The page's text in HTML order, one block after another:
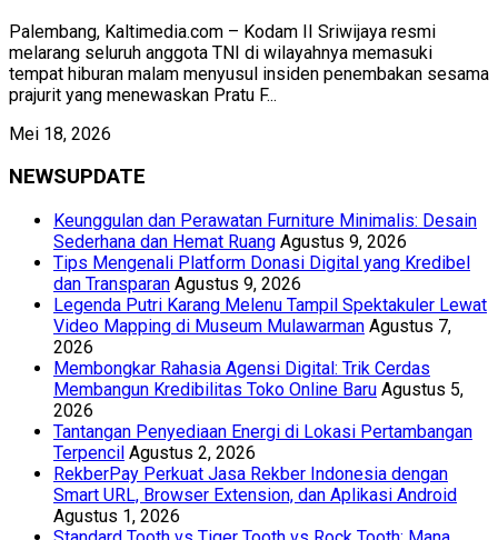
Palembang, Kaltimedia.com – Kodam II Sriwijaya resmi
melarang seluruh anggota TNI di wilayahnya memasuki
tempat hiburan malam menyusul insiden penembakan sesama
prajurit yang menewaskan Pratu F...
Mei 18, 2026
NEWSUPDATE
Keunggulan dan Perawatan Furniture Minimalis: Desain
Sederhana dan Hemat Ruang Agustus 9, 2026
Tips Mengenali Platform Donasi Digital yang Kredibel
dan Transparan Agustus 9, 2026
Legenda Putri Karang Melenu Tampil Spektakuler Lewat
Video Mapping di Museum Mulawarman Agustus 7,
2026
Membongkar Rahasia Agensi Digital: Trik Cerdas
Membangun Kredibilitas Toko Online Baru Agustus 5,
2026
Tantangan Penyediaan Energi di Lokasi Pertambangan
Terpencil Agustus 2, 2026
RekberPay Perkuat Jasa Rekber Indonesia dengan
Smart URL, Browser Extension, dan Aplikasi Android
Agustus 1, 2026